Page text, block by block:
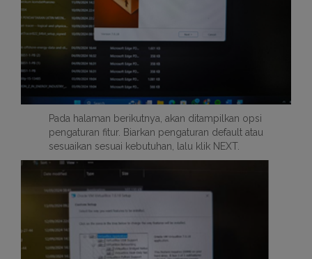
Pada halaman berikutnya, akan ditampilkan opsi
pengaturan fitur. Biarkan pengaturan default atau
sesuaikan sesuai kebutuhan, lalu klik NEXT.